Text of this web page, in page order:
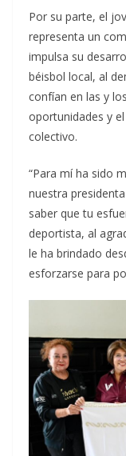
Por su parte, el
representa un
impulsa su
béisbol local, al
confían en las y
oportunidades y
colectivo.
“Para mí ha sido
nuestra
saber que tu
deportista, al
le ha brindado
esforzarse para